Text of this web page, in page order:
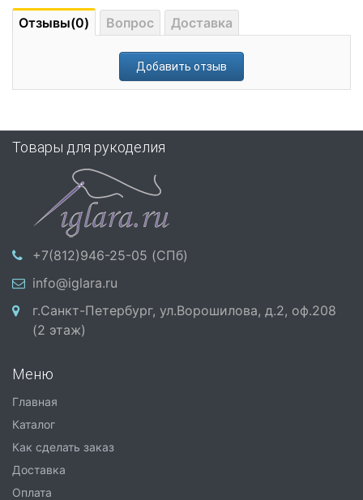
Отзывы(0) Вопрос Доставка
Добавить отзыв
Товары для рукоделия
+7(812)946-25-05 (СПб)
info@iglara.ru
г.Санкт-Петербург, ул.Ворошилова, д.2, оф.208
(2 этаж)
Меню
Главная
Каталог
Как сделать заказ
Доставка
Оплата